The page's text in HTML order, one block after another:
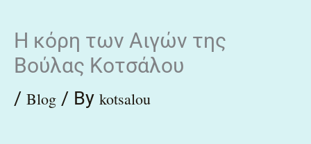
content
Η κόρη των Αιγών της
Βούλας Κοτσάλου
/ Blog / By kotsalou